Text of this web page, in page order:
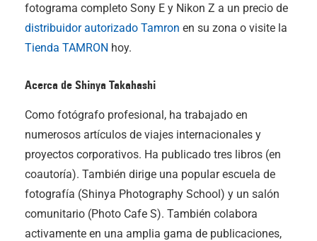
fotograma completo Sony E y Nikon Z a un precio de
distribuidor autorizado Tamron en su zona o visite la
Tienda TAMRON hoy.
Acerca de Shinya Takahashi
Como fotógrafo profesional, ha trabajado en
numerosos artículos de viajes internacionales y
proyectos corporativos. Ha publicado tres libros (en
coautoría). También dirige una popular escuela de
fotografía (Shinya Photography School) y un salón
comunitario (Photo Cafe S). También colabora
activamente en una amplia gama de publicaciones,